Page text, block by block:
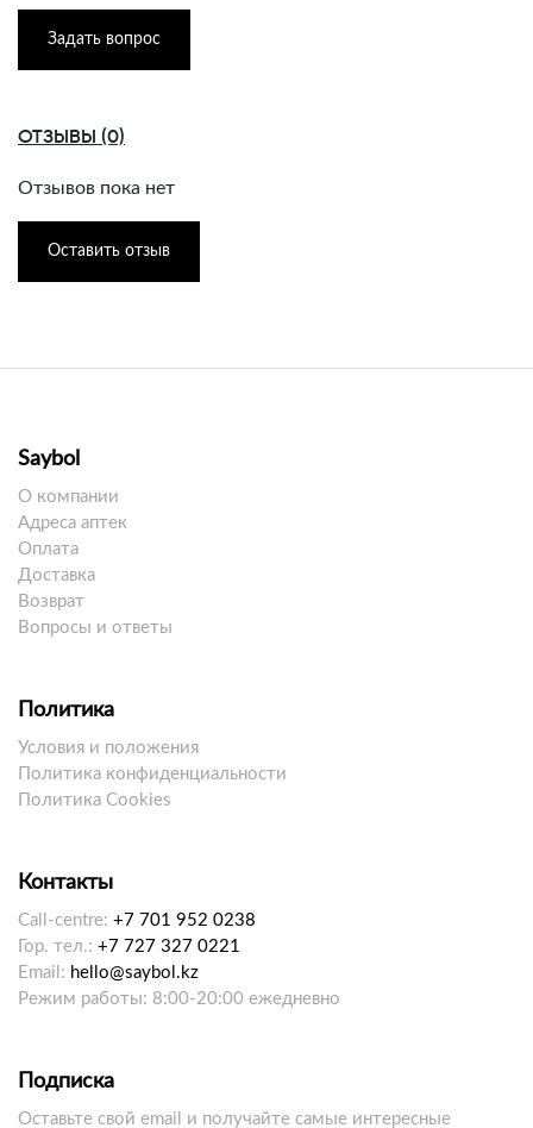
Задать вопрос
ОТЗЫВЫ (0)
Отзывов пока нет
Оставить отзыв
Saybol
О компании
Адреса аптек
Оплата
Доставка
Возврат
Вопросы и ответы
Политика
Условия и положения
Политика конфиденциальности
Политика Cookies
Контакты
Call-centre: +7 701 952 0238
Гор. тел.: +7 727 327 0221
Email: hello@saybol.kz
Режим работы: 8:00-20:00 ежедневно
Подписка
Оставьте свой email и получайте самые интересные